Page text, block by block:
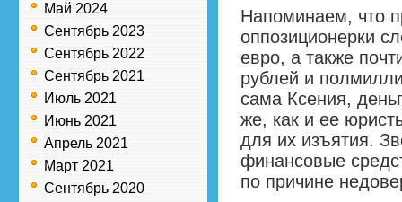
Май 2024
Сентябрь 2023
Сентябрь 2022
Сентябрь 2021
Июль 2021
Июнь 2021
Апрель 2021
Март 2021
Сентябрь 2020
Напоминаем, что
оппозиционерки
евро, а также
рублей и
сама Ксения,
же, как и ее
для их изъятия.
финансовые
по причине